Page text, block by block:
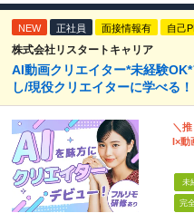
NEW 正社員 面接情報有 自己
株式会社リスタートキャリア
AI動画クリエイター*未経験
し/現役クリエイターに学べる！
＼
I×動
未
完